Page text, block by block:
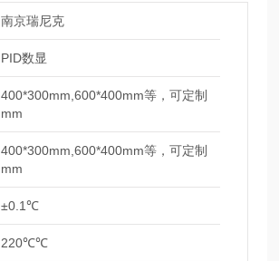
南京瑞尼克
PID数显
400*300mm,600*400mm等，可定制
mm
400*300mm,600*400mm等，可定制
mm
±0.1℃
220℃℃